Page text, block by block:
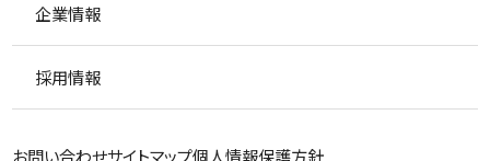
企業情報
採用情報
お問い合わせサイトマップ個人情報保護方針